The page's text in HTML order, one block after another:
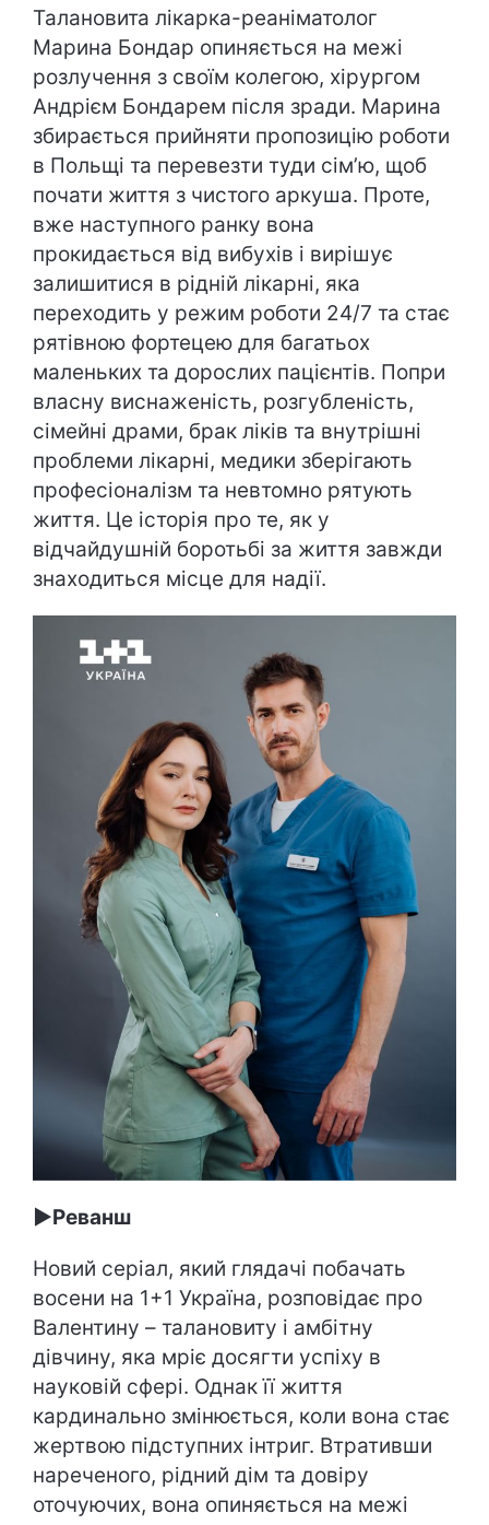
Талановита лікарка-реаніматолог
Марина Бондар опиняється на межі
розлучення з своїм колегою, хірургом
Андрієм Бондарем після зради. Марина
збирається прийняти пропозицію роботи
в Польщі та перевезти туди сім’ю, щоб
почати життя з чистого аркуша. Проте,
вже наступного ранку вона
прокидається від вибухів і вирішує
залишитися в рідній лікарні, яка
переходить у режим роботи 24/7 та стає
рятівною фортецею для багатьох
маленьких та дорослих пацієнтів. Попри
власну виснаженість, розгубленість,
сімейні драми, брак ліків та внутрішні
проблеми лікарні, медики зберігають
професіоналізм та невтомно рятують
життя. Це історія про те, як у
відчайдушній боротьбі за життя завжди
знаходиться місце для надії.
►Реванш
Новий серіал, який глядачі побачать
восени на 1+1 Україна, розповідає про
Валентину – талановиту і амбітну
дівчину, яка мріє досягти успіху в
науковій сфері. Однак її життя
кардинально змінюється, коли вона стає
жертвою підступних інтриг. Втративши
нареченого, рідний дім та довіру
оточуючих, вона опиняється на межі